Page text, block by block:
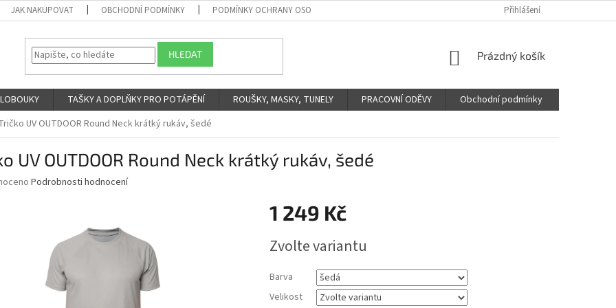
JAK NAKUPOVAT OBCHODNÍ PODMÍNKY PODMÍNKY OCHRANY OSOBNÍCH ÚDAJŮ Přihlášení
HLEDAT
NÁKUPNÍ
Prázdný košík
TAŠKY A DOPLŇKY PRO POTÁPĚNÍ ROUŠKY, MASKY, TUNELY PRACOVNÍ ODĚVY
Obchodní podmínky
UV OUTDOOR Round Neck krátký rukáv, šedé
UV OUTDOOR Round Neck krátký rukáv, šedé
Podrobnosti hodnocení
1 249 Kč
cena:
Zvolte variantu
Barva
Velikost